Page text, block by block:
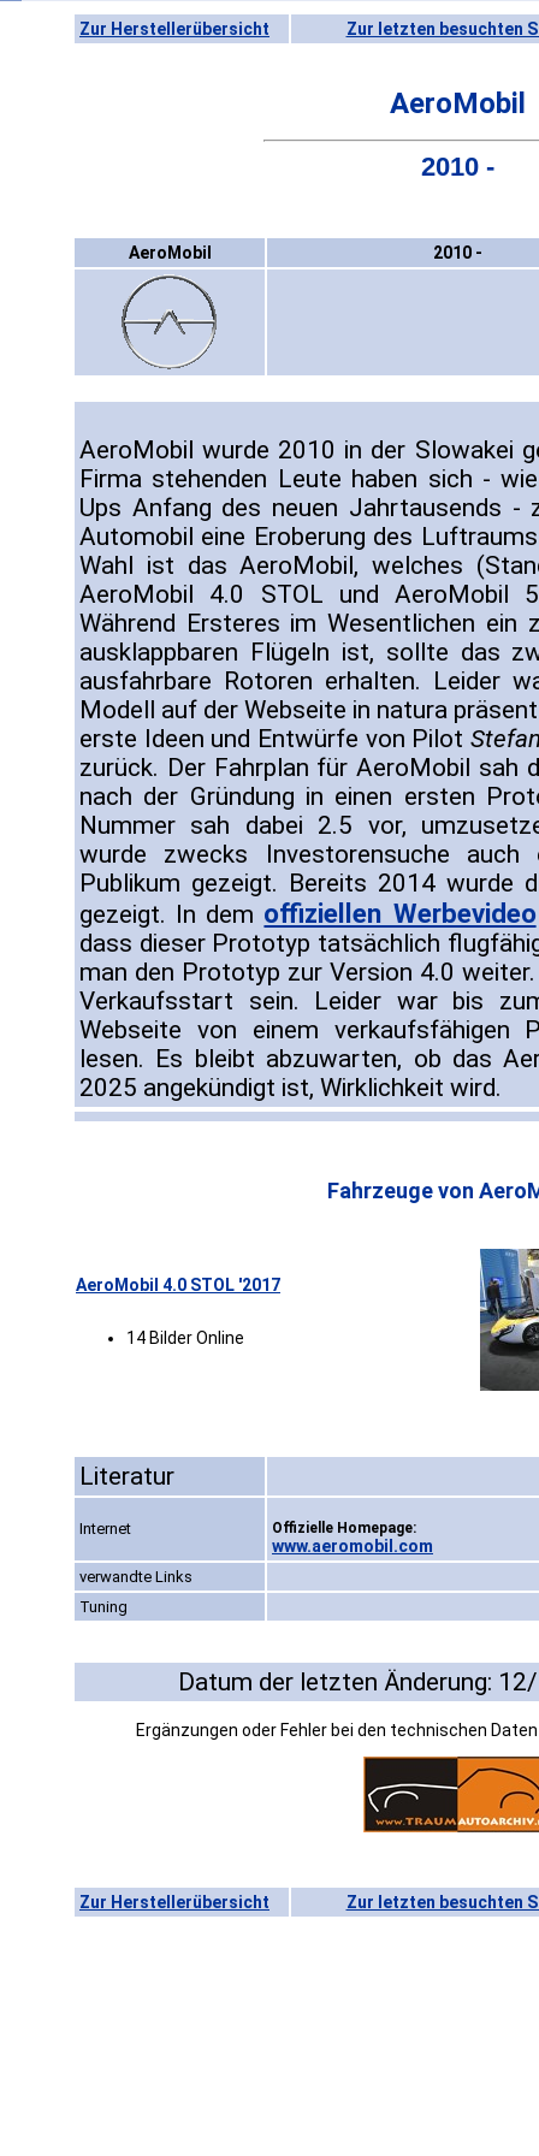
Zur Herstellerübersicht Zur letzten besuchten
AeroMobil
2010 -
AeroMobil 2010 -
AeroMobil wurde 2010 in der Slowakei
Firma stehenden Leute haben sich -
Ups Anfang des neuen Jahrtausends
Automobil eine Eroberung des
Wahl ist das AeroMobil, welches
AeroMobil 4.0 STOL und AeroMobil
Während Ersteres im Wesentlichen ein
ausklappbaren Flügeln ist, sollte das
ausfahrbare Rotoren erhalten. Leider
Modell auf der Webseite in natura
erste Ideen und Entwürfe von Pilot
zurück. Der Fahrplan für AeroMobil sah
nach der Gründung in einen ersten
Nummer sah dabei 2.5 vor,
wurde zwecks Investorensuche auch
Publikum gezeigt. Bereits 2014 wurde
gezeigt. In dem offiziellen Werbevideo
dass dieser Prototyp tatsächlich
man den Prototyp zur Version 4.0
Verkaufsstart sein. Leider war bis
Webseite von einem verkaufsfähigen
lesen. Es bleibt abzuwarten, ob das
2025 angekündigt ist, Wirklichkeit wird.
Fahrzeuge von
AeroMobil 4.0 STOL '2017
14 Bilder Online
Literatur
Internet Offizielle Homepage:
www.aeromobil.com
verwandte Links
Tuning
Datum der letzten Änderung:
Ergänzungen oder Fehler bei den technischen
Zur Herstellerübersicht Zur letzten besuchten